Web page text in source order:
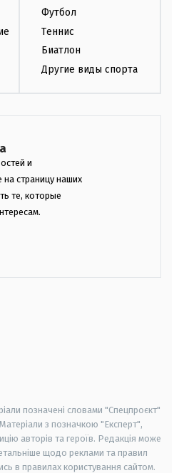
Футбол
Теннис
Биатлон
Другие виды спорта
и
страницу наших
те, которые
позначені словами "Спецпроєкт"
з позначкою "Експерт",
авторів та героїв. Редакція може
щодо реклами та правил
в правилах користування сайтом.